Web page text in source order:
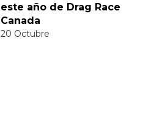
este año de Drag Race
Canada
20 Octubre